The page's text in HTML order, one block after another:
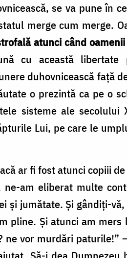
se va pune în
merge cum merge.
atunci când
cu această libertate
duhovnicească faţă
o prezintă ca pe o
sisteme ale secolului
Lui, pe care le
ar fi fost atunci copiii
am eliberat multe
jumătate. Şi gândiţi-
pline. Şi atunci am
vor murdări paturile!”